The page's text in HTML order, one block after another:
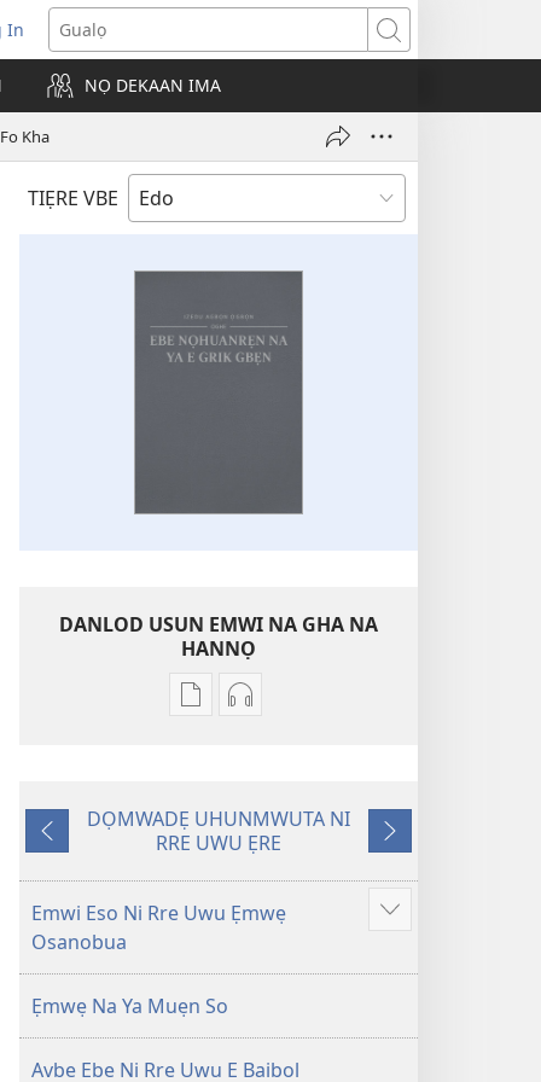
In
Gualọ
NỌ DEKAAN IMA
Kha
TIẸRE VBE
DANLOD USUN EMWI NA GHA NA
HANNỌ
Avbe
kpe
ughughan
ni
rre
kọmputa,
nu
sẹtin
Avbe
ehọ
viọ
na
gha
danlod
ye
Nọ
Rre
Iyeke
DỌMWADẸ UHUNMWUTA NI
RRE UWU ẸRE
Nọ
ghi
sọregbe
Emwi Eso Ni Rre Uwu Ẹmwẹ
Osanobua
Show
Ẹmwẹ Na Ya Muẹn So
Avbe Ebe Ni Rre Uwu E Baibol